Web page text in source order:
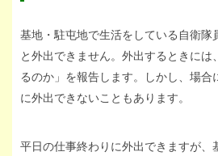
基地・駐屯地で生活をしている自衛隊
と外出できません。外出するときには
るのか」を報告します。しかし、場合
に外出できないこともあります。
平日の仕事終わりに外出できますが、